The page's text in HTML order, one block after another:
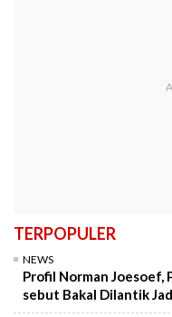
TERPOPULER
NEWS
Profil Norman Joesoef,
sebut Bakal Dilantik